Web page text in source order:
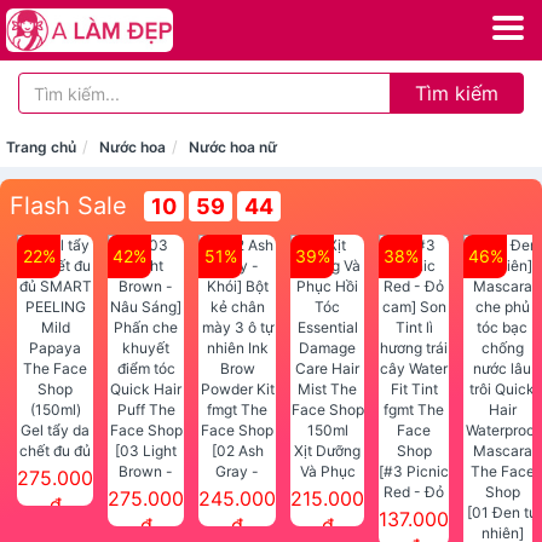
Tìm kiếm
Trang chủ Nước hoa Nước hoa nữ
Flash Sale 10 59 44
22%
Gel tẩy da
chết đu đủ
SMART
PEELING
275.000
đ
42%
[03 Light
Brown -
Nâu Sáng]
Phấn che
275.000
đ
51%
[02 Ash
Gray -
Khói] Bột
kẻ chân
245.000
đ
39%
Xịt Dưỡng
Và Phục
Hồi Tóc
Essential
215.000
đ
38%
[#3 Picnic
Red - Đỏ
cam] Son
137.000
46%
[01 Đen tự
nhiên]